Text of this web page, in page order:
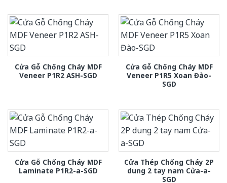
Cửa Gỗ Chống Cháy MDF
Veneer P1R2 ASH-SGD
Cửa Gỗ Chống Cháy MDF
Veneer P1R5 Xoan Đào-
SGD
Cửa Gỗ Chống Cháy MDF
Laminate P1R2-a-SGD
Cửa Thép Chống Cháy 2P
dung 2 tay nam Cửa-a-
SGD